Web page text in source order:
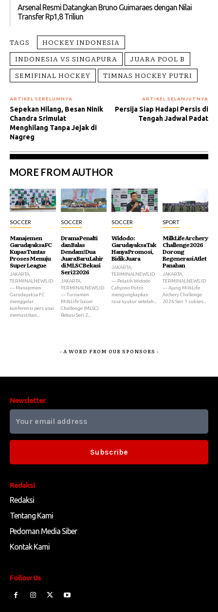
Arsenal Resmi Datangkan Bruno Guimaraes dengan Nilai
Transfer Rp1,8 Triliun
TAGS
HOCKEY INDONESIA
INDONESIA VS SINGAPURA
JUARA POOL B
SEMIFINAL HOCKEY
TIMNAS HOCKEY PUTRI
ARTIKEL SEBELUMNYA
Sepekan Hilang, Besan Ninik
Chandra Srimulat
Menghilang Tanpa Jejak di
Nagreg
ARTIKEL SELANJUTNYA
Persija Siap Hadapi Persis di
Tengah Jadwal Padat
MORE FROM AUTHOR
SOCCER
Manajemen
Garudayaksa FC
Kupas Tuntas
Proses Menuju
Super League
JAKARTA,
TERMINALNEWS.ID
— Manajemen
Garudayaksa FC
menggelar
konferensi pers usai
memastikan...
SOCCER
Drama Penalti
dan Balas
Dendam! Dua
Juara Baru Lahir
di MLSC Bekasi
Seri 2 2026
JAKARTA,
TERMINALNEWS.ID
— Turnamen
MilkLife Soccer
Challenge (MLSC)
Bekasi Seri 2...
SOCCER
Widodo:
Garudayaksa Tak
Hanya Promosi,
Bidik Juara
JAKARTA,
TERMINALNEWS.ID
— Pelatih Widodo
Cahyono Putro
mengungkapkan
rasa syukur setelah...
SPORT
MilkLife Archery
Challenge 2026
Dorong
Regenerasi Atlet
Panahan
JAKARTA,
TERMINALNEWS.ID
— Ajang MilkLife
Archery Challenge
2026 Seri 1 sukses...
- A WORD FROM OUR SPONSORS -
Redaksi
Redaksi
Tentang Kami
Pedoman Media Siber
Kontak Kami
Follow Us
Newsletter
Subscribe